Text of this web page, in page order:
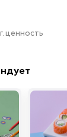
i
ценность